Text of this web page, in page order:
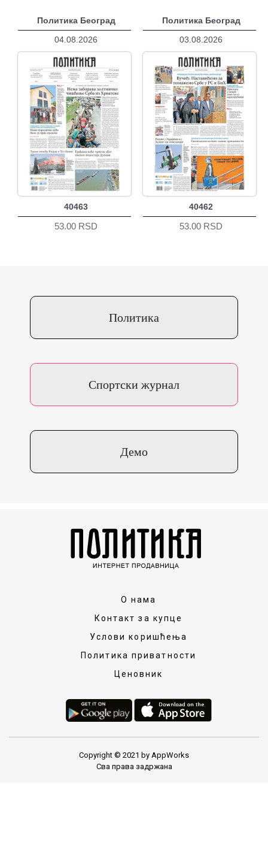
Политика Београд
04.08.2026
40463
53.00 RSD
Политика Београд
03.08.2026
40462
53.00 RSD
Политика
Спортски журнал
Демо
О нама
Контакт за купце
Услови коришћења
Политика приватности
Ценовник
Copyright © 2021 by AppWorks
Сва права задржана